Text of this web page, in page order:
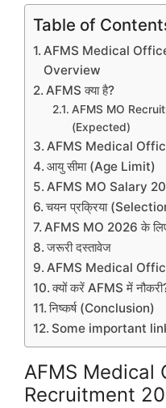
Table of
AFMS Medical
Overview
AFMS क्या है?
AFMS MO
(Expected)
AFMS Medical
आयु सीमा (Age Limit)
AFMS MO Salary
चयन प्रक्रिया
AFMS MO 2026 के
जरूरी दस्तावेज
AFMS Medical
क्यों करें AFMS में
निष्कर्ष (Conclusion)
Some important
AFMS Medical
Recruitment